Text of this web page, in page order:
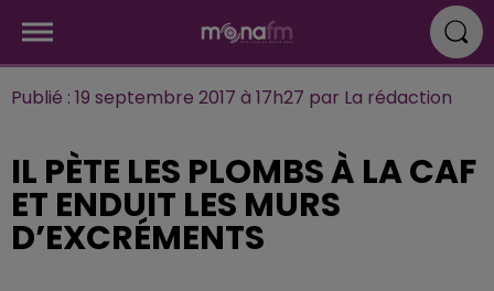
Publié : 19 septembre 2017 à 17h27 par La rédaction
IL PÈTE LES PLOMBS À LA CAF
ET ENDUIT LES MURS
D’EXCRÉMENTS